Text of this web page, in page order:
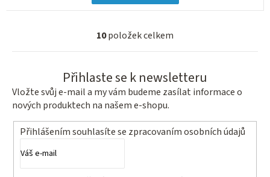
O
v
l
á
d
c
10položek celkem
Přihlaste se k newsletteru
Vložte svůj e-mail a my vám budeme zasílat informace o
nových produktech na našem e-shopu.
Přihlášením souhlasíte se zpracovaním osobních údajů